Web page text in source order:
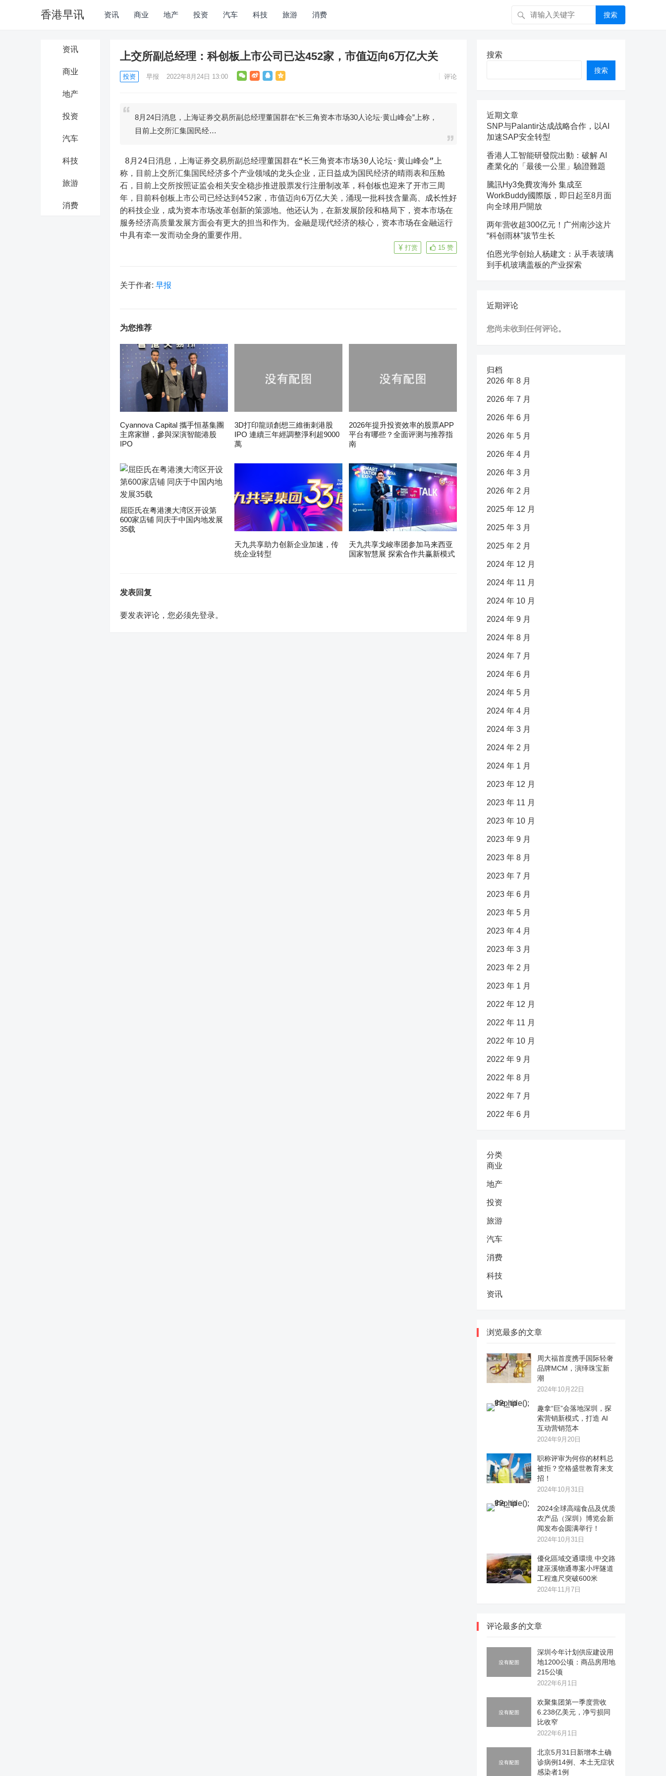
香港早讯 资讯 商业 地产 投资 汽车 科技 旅游 消费 搜索
资讯
商业
地产
投资
汽车
科技
旅游
消费
上交所副总经理：科创板上市公司已达452家，市值迈向6万亿大关
投资 早报 2022年8月24日 13:00 评论
8月24日消息，上海证券交易所副总经理董国群在“长三角资本市场30人论坛·黄山峰会”上称，
目前上交所汇集国民经…
称，目前上交所汇集国民经济多个产业领域的龙头企业，正日益成为国民经济的晴雨表和压舱
石，目前上交所按照证监会相关安全稳步推进股票发行注册制改革，科创板也迎来了开市三周
年，目前科创板上市公司已经达到452家，市值迈向6万亿大关，涌现一批科技含量高、成长性好
的科技企业，成为资本市场改革创新的策源地。他还认为，在新发展阶段和格局下，资本市场在
服务经济高质量发展方面会有更大的担当和作为。金融是现代经济的核心，资本市场在金融运行
中具有牵一发而动全身的重要作用。
15 赞
打赏
关于作者: 早报
为您推荐
Cyannova Capital 攜手恒基集團
主席家辦，參與深演智能港股
IPO
3D打印龍頭創想三維衝刺港股
IPO 連續三年經調整淨利超9000
萬
2026年提升投资效率的股票APP
平台有哪些？全面评测与推荐指
南
屈臣氏在粤港澳大湾区开设第
600家店铺 同庆于中国内地发展
35载
天九共享助力创新企业加速，传
统企业转型
天九共享戈峻率团参加马来西亚
国家智慧展 探索合作共赢新模式
发表回复
要发表评论，您必须先登录。
搜索
搜索
近期文章
SNP与Palantir达成战略合作，以AI
加速SAP安全转型
香港人工智能研發院出動：破解 AI
產業化的「最後一公里」驗證難題
騰訊Hy3免費攻海外 集成至
WorkBuddy國際版，即日起至8月面
向全球用戶開放
两年营收超300亿元！广州南沙这片
“科创雨林”拔节生长
伯恩光学创始人杨建文：从手表玻璃
到手机玻璃盖板的产业探索
近期评论
您尚未收到任何评论。
归档
2026 年 8 月
2026 年 7 月
2026 年 6 月
2026 年 5 月
2026 年 4 月
2026 年 3 月
2026 年 2 月
2025 年 12 月
2025 年 3 月
2025 年 2 月
2024 年 12 月
2024 年 11 月
2024 年 10 月
2024 年 9 月
2024 年 8 月
2024 年 7 月
2024 年 6 月
2024 年 5 月
2024 年 4 月
2024 年 3 月
2024 年 2 月
2024 年 1 月
2023 年 12 月
2023 年 11 月
2023 年 10 月
2023 年 9 月
2023 年 8 月
2023 年 7 月
2023 年 6 月
2023 年 5 月
2023 年 4 月
2023 年 3 月
2023 年 2 月
2023 年 1 月
2022 年 12 月
2022 年 11 月
2022 年 10 月
2022 年 9 月
2022 年 8 月
2022 年 7 月
2022 年 6 月
分类
商业
地产
投资
旅游
汽车
消费
科技
资讯
浏览最多的文章
周大福首度携手国际轻奢
品牌MCM，演绎珠宝新
潮
2024年10月22日
趣拿“巨”会落地深圳，探
索营销新模式，打造 AI
互动营销范本
2024年9月20日
职称评审为何你的材料总
被拒？空格盛世教育来支
招！
2024年10月31日
2024全球高端食品及优质
农产品（深圳）博览会新
闻发布会圆满举行！
2024年10月31日
優化區域交通環境 中交路
建巫溪物通專案小坪隧道
工程進尺突破600米
2024年11月7日
评论最多的文章
深圳今年计划供应建设用
地1200公顷：商品房用地
215公顷
2022年6月1日
欢聚集团第一季度营收
6.238亿美元，净亏损同
比收窄
2022年6月1日
北京5月31日新增本土确
诊病例14例、本土无症状
感染者1例